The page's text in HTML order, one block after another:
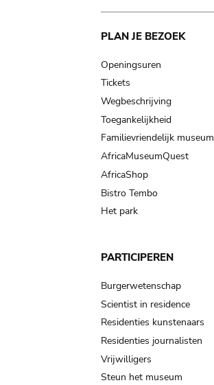
Main
navigation
PLAN JE BEZOEK
Openingsuren
Tickets
Wegbeschrijving
Toegankelijkheid
Familievriendelijk museum
AfricaMuseumQuest
AfricaShop
Bistro Tembo
Het park
PARTICIPEREN
Burgerwetenschap
Scientist in residence
Residenties kunstenaars
Residenties journalisten
Vrijwilligers
Steun het museum